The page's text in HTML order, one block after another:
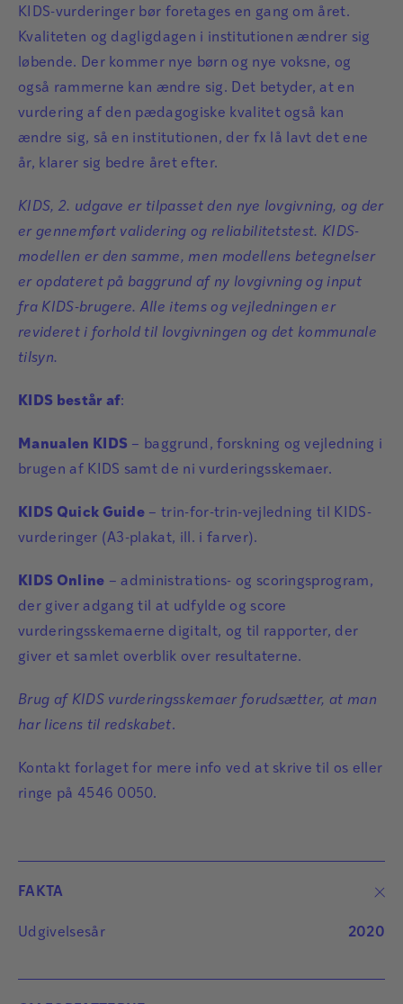
KIDS-vurderinger bør foretages en gang om året.
Kvaliteten og dagligdagen i institutionen ændrer sig
løbende. Der kommer nye børn og nye voksne, og
også rammerne kan ændre sig. Det betyder, at en
vurdering af den pædagogiske kvalitet også kan
ændre sig, så en institutionen, der fx lå lavt det ene
år, klarer sig bedre året efter.
KIDS, 2. udgave er tilpasset den nye lovgivning, og der
er gennemført validering og reliabilitetstest. KIDS-
modellen er den samme, men modellens betegnelser
er opdateret på baggrund af ny lovgivning og input
fra KIDS-brugere. Alle items og vejledningen er
revideret i forhold til lovgivningen og det kommunale
tilsyn.
KIDS består af:
Manualen KIDS – baggrund, forskning og vejledning i
brugen af KIDS samt de ni vurderingsskemaer.
KIDS Quick Guide – trin-for-trin-vejledning til KIDS-
vurderinger (A3-plakat, ill. i farver).
KIDS Online – administrations- og scoringsprogram,
der giver adgang til at udfylde og score
vurderingsskemaerne digitalt, og til rapporter, der
giver et samlet overblik over resultaterne.
Brug af KIDS vurderingsskemaer forudsætter, at man
har licens til redskabet.
Kontakt forlaget for mere info ved at skrive til os eller
ringe på 4546 0050.
FAKTA
Udgivelsesår 2020